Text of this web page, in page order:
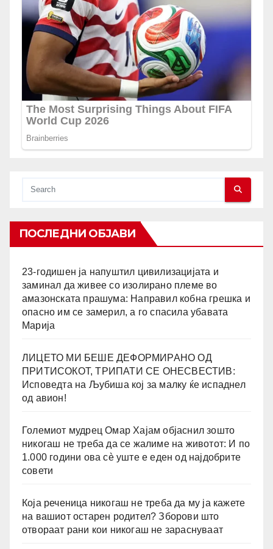
ПОСЛЕДНИ ОБЈАВИ
23-годишен ја напуштил цивилизацијата и
заминал да живее со изолирано племе во
амазонската прашума: Направил кобна грешка и
опасно им се замерил, а го спасила убавата
Марија
ЛИЦЕТО МИ БЕШЕ ДЕФОРМИРАНО ОД
ПРИТИСОКОТ, ТРИПАТИ СЕ ОНЕСВЕСТИВ:
Исповедта на Љубиша кој за малку ќе испаднел
од авион!
Големиот мудрец Омар Хајам објаснил зошто
никогаш не треба да се жалиме на животот: И по
1.000 години ова сè уште е еден од најдобрите
совети
Која реченица никогаш не треба да му ја кажете
на вашиот остарен родител? Зборови што
отвораат рани кои никогаш не зараснуваат